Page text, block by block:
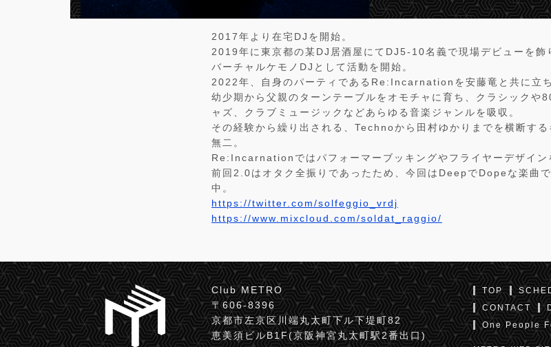
2017年より在宅DJを開始。
2019年に東京都の某DJ居酒屋にてDJ5-10名義で現場デビューを飾
バーチャルケモノDJとして活動を開始。
2022年、自身のパーティであるRe:Incarnationを安藤竜と共に立ち
幼少期から父親のターンテーブルをオモチャに育ち、クラシックや
ャズ、クラブミュージックなどあらゆる音楽ジャンルを吸収。
その経験から繰り出される、Technoから田村ゆかりまでを横断す
無二。
Re:Incarnationではパフォーマーブッキングやフライヤーデザイン
前回2.0はオタク全振りであったため、今回はDeepでDopeな楽曲
中。
https://twitter.com/solfeggio_vrdj
https://www.mixcloud.com/soldat_raggio/
Club METRO
〒606-8396
京都市左京区川端丸太町下ル下堤町82
恵美須ビルB1F(京阪神宮丸太町駅2番出口)
TOP
CONTACT
One People